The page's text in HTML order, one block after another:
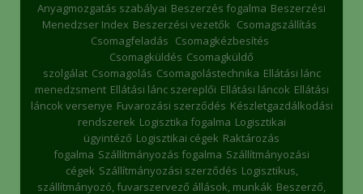
Anyagmozgatás szabályai Beszerzés fogalma Beszerzési
Menedzser Index Beszerzési vezetők Csomagszállítás
Csomagfeladás Csomagkézbesítés
Csomagküldés Csomagküldő
szolgálat Csomagolás Csomagolástechnika Ellátási lánc
menedzsment Ellátási lánc szereplői Ellátási láncok Ellátási
láncok versenye Fuvarozási szerződés Készletgazdálkodási
rendszerek Logisztika fogalma Logisztikai
ügyintéző Logisztikai cégek Raktározás
fogalma Szállítmányozás fogalma Szállítmányozási
cégek Szállítmányozási szerződés Logisztikus,
szállítmányozó, fuvarszervező állások, munkák Beszerző,